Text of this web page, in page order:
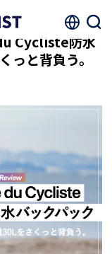
Cycliste防水
っと背負う。